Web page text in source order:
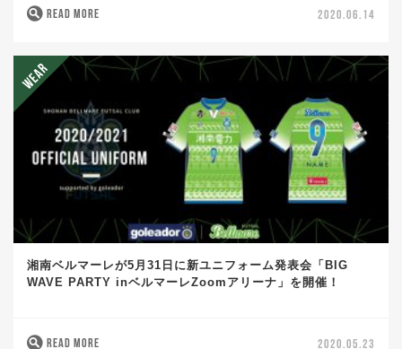
READ MORE 2020.06.14
湘南ベルマーレが5月31日に新ユニフォーム発表会「BIG
WAVE PARTY inベルマーレZoomアリーナ」を開催！
READ MORE 2020.05.23